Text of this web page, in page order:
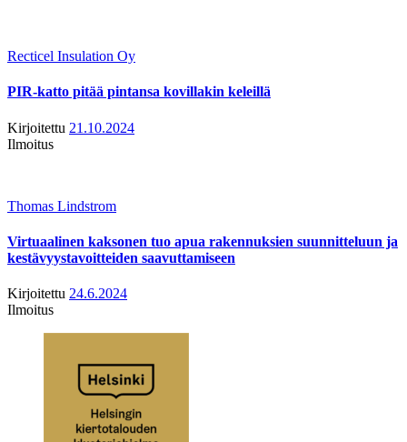
Recticel Insulation Oy
PIR-katto pitää pintansa kovillakin keleillä
Kirjoitettu 21.10.2024
Ilmoitus
Thomas Lindstrom
Virtuaalinen kaksonen tuo apua rakennuksien suunnitteluun ja
kestävyystavoitteiden saavuttamiseen
Kirjoitettu 24.6.2024
Ilmoitus